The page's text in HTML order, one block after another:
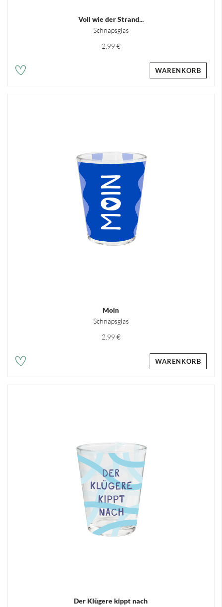
Voll wie der Strand...
Schnapsglas
2,99 €
WARENKORB
Moin
Schnapsglas
2,99 €
WARENKORB
Der Klügere kippt nach